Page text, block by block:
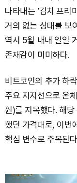
나타내는 ‘김치 프리
거의 없는 상태를 보
역시 5월 내내 일일
존재감이 미미하다.
비트코인의 추가 하
주요 지지선으로 온
원)를 지목했다. 해
했던 가격대로, 이번
핵심 변수로 주목된